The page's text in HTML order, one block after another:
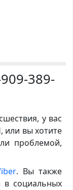
389-
у вас
или вы хотите
проблемой,
. Вы также
социальных